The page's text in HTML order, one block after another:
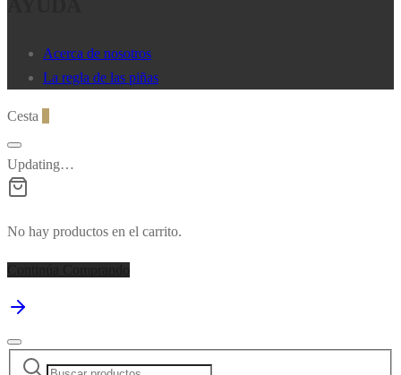
Acerca de nosotros
La regla de las piñas
Cesta
Updating…
No hay productos en el carrito.
Buscar